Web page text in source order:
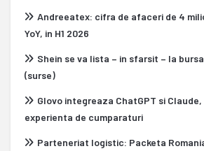
Andreeatex: cifra de afaceri de 4
YoY, in H1 2026
Shein se va lista – in sfarsit – la
(surse)
Glovo integreaza ChatGPT si
experienta de cumparaturi
Parteneriat logistic: Packeta